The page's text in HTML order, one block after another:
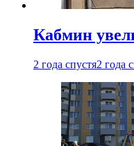
Кабмин
2 года спустя2 года